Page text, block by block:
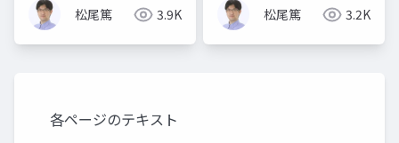
松尾篤 3.9K 松尾篤 3.2K
各ページのテキスト